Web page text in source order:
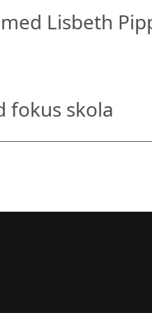
Lisbeth
fokus skola